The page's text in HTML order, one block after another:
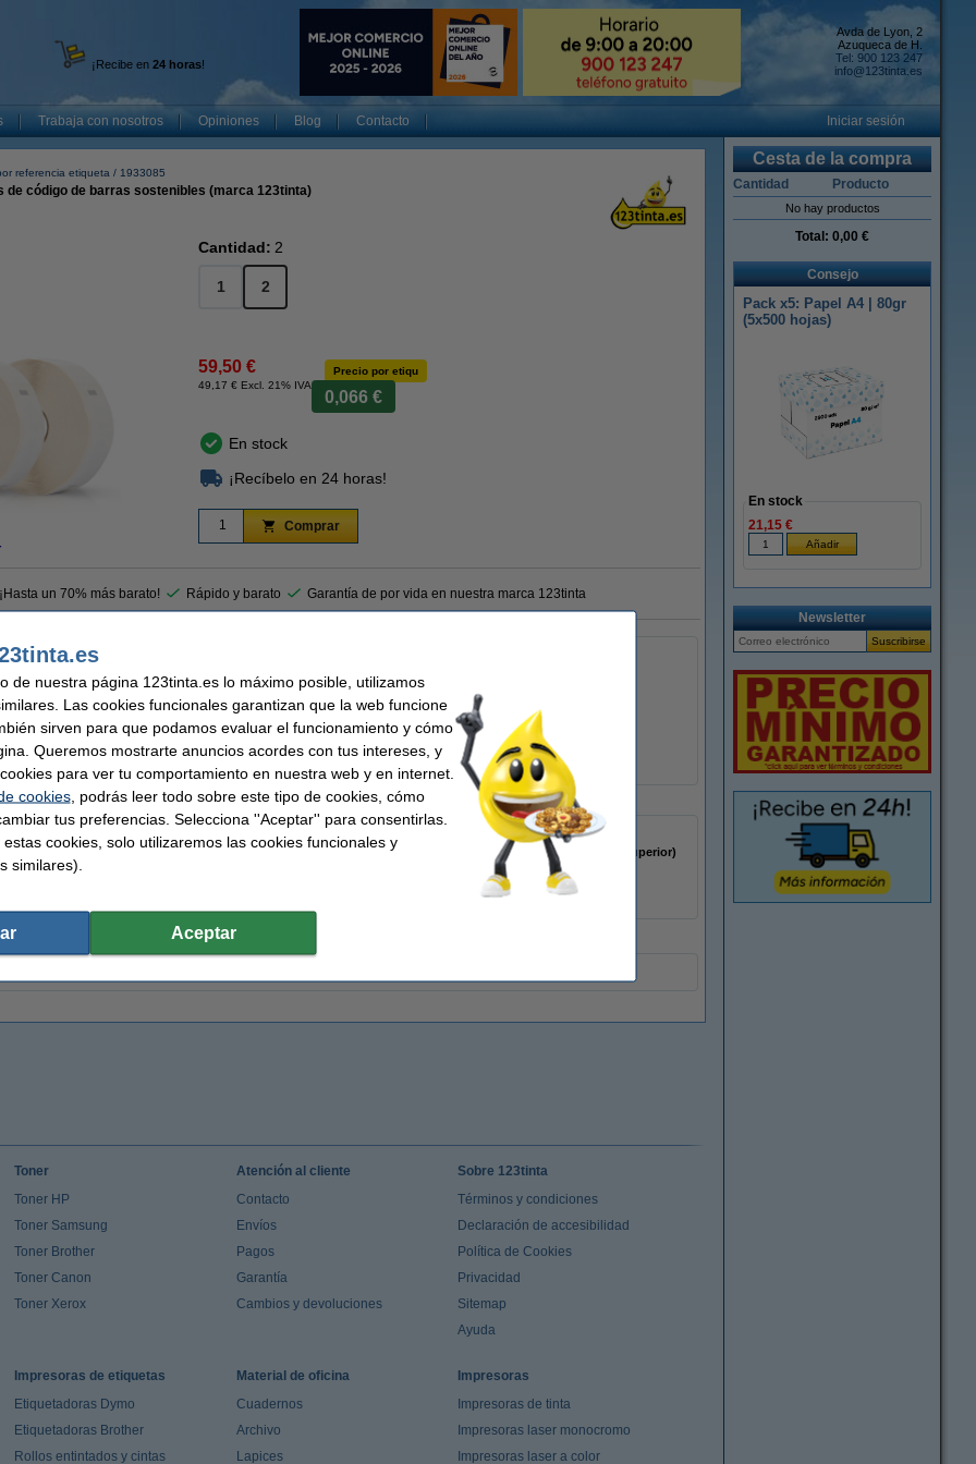
¡Recibe en 24 horas!
Avda de Lyon, 2
Azuqueca de H.
Tel: 900 123 247
info@123tinta.es
Trabaja con nosotros Opiniones Blog Contacto Iniciar sesión
referencia etiqueta 1933085
de código de barras sostenibles (marca 123tinta)
Cantidad: 2
1 2
59,50 €
49,17 € Excl. 21% IVA
Precio por etiqu
0,066 €
En stock
¡Recíbelo en 24 horas!
Comprar
un 70% más barato! Rápido y barato Garantía de por vida en nuestra marca 123tinta
Dymo 1933085 de marca 123tinta para etiquetadoras Dymo LabelWriter.
series LabelWriter 550 y 5XL!
del 100%. 1-2-3 ¡sin preocupaciones!
Cantidad:
2 x 450 etiquetas
de código de barras Material:
polipropileno (capa superior)
-18 - 50 °C
blanco
etiquetas en lugar de las etiquetas originales.
Cesta de la compra
Cantidad Producto
No hay productos
Total: 0,00 €
Consejo
Pack x5: Papel A4 | 80gr
(5x500 hojas)
En stock
21,15 €
Newsletter
Toner
Toner HP
Toner Samsung
Toner Brother
Toner Canon
Toner Xerox
Atención al cliente
Contacto
Envíos
Pagos
Garantía
Cambios y devoluciones
Sobre 123tinta
Términos y condiciones
Declaración de accesibilidad
Política de Cookies
Privacidad
Sitemap
Ayuda
Impresoras de etiquetas
Etiquetadoras Dymo
Etiquetadoras Brother
Rollos entintados y cintas
Material de oficina
Cuadernos
Archivo
Lapices
Impresoras
Impresoras de tinta
Impresoras laser monocromo
Impresoras laser a color
de nuestra página 123tinta.es lo máximo posible, utilizamos
Las cookies funcionales garantizan que la web funcione
sirven para que podamos evaluar el funcionamiento y cómo
Queremos mostrarte anuncios acordes con tus intereses, y
para ver tu comportamiento en nuestra web y en internet.
cookies, podrás leer todo sobre este tipo de cookies, cómo
tus preferencias. Selecciona ''Aceptar'' para consentirlas.
cookies, solo utilizaremos las cookies funcionales y
similares).
Aceptar